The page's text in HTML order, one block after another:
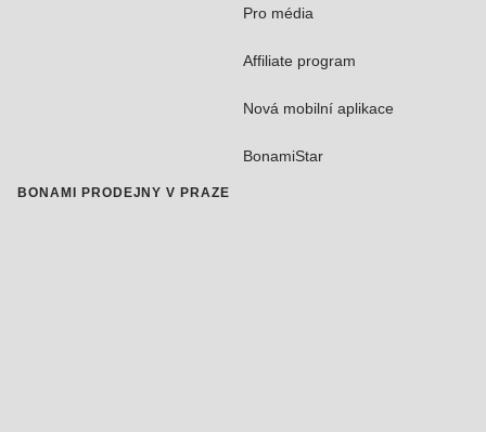
Pro média
Affiliate program
Nová mobilní aplikace
BonamiStar
BONAMI PRODEJNY V PRAZE